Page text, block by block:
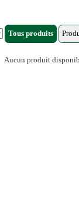
Aucun produit